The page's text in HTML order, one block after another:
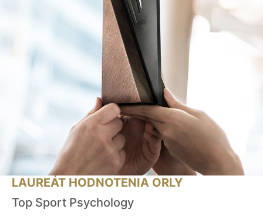
LAUREÁT HODNOTENIA ORLY
Top Sport Psychology